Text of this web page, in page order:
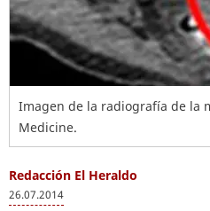
Imagen de la radiografía de la
Medicine.
Redacción El Heraldo
26.07.2014